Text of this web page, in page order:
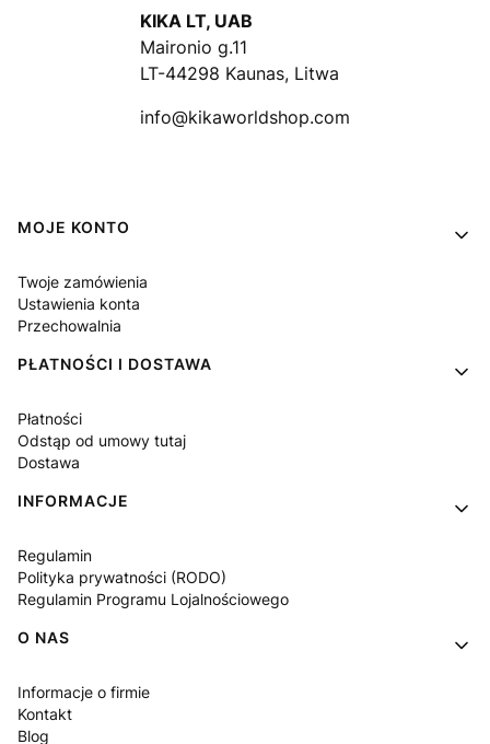
KIKA LT, UAB
Maironio g.11
LT-44298 Kaunas, Litwa
info@kikaworldshop.com
Linki w stopce
MOJE KONTO
Twoje zamówienia
Ustawienia konta
Przechowalnia
PŁATNOŚCI I DOSTAWA
Płatności
Odstąp od umowy tutaj
Dostawa
INFORMACJE
Regulamin
Polityka prywatności (RODO)
Regulamin Programu Lojalnościowego
O NAS
Informacje o firmie
Kontakt
Blog